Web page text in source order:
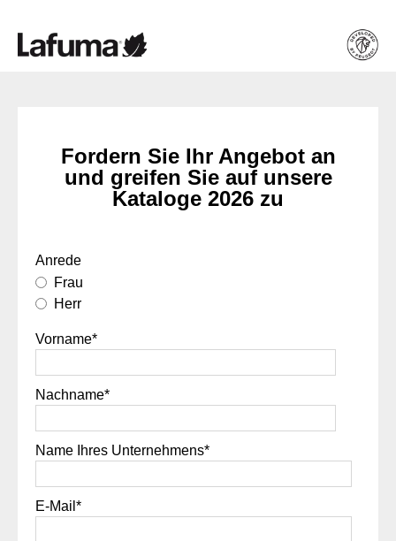
Fordern Sie Ihr Angebot an
und greifen Sie auf unsere
Kataloge 2026 zu
Anrede
Frau
Herr
Vorname*
Nachname*
Name Ihres Unternehmens*
E-Mail *